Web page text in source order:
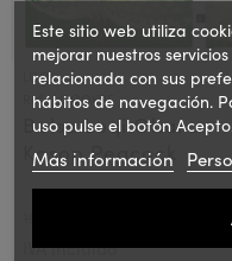
LOQI
Ref.: LOQOKPE
Bolsa Loqi Ohara
Koson Peacock
IVA incluido
Este sitio web utiliza
mejorar nuestros
relacionada con sus
hábitos de navegación.
uso pulse el botón
Más información